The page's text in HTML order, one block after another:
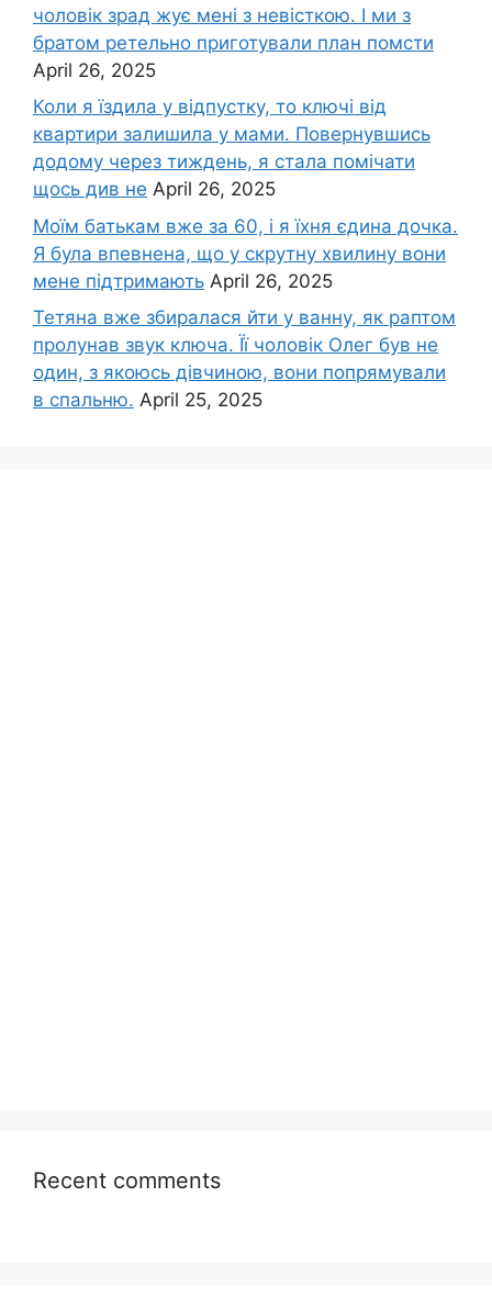
чоловік зpад жує мені з невісткою. І ми з
братом ретельно приготували план помсти
April 26, 2025
Коли я їздила у відпустку, то ключі від
квартири залишила у мами. Повернувшись
додому через тиждень, я стала помічати
щось див не April 26, 2025
Моїм батькам вже за 60, і я їхня єдина дочка.
Я була впевнена, що у скрутну хвилину вони
мене підтримають April 26, 2025
Тетяна вже збиралася йти у ванну, як раптом
пролунав звук ключа. Її чоловік Олег був не
один, з якоюсь дівчиною, вони попрямували
в спальню. April 25, 2025
Recent comments